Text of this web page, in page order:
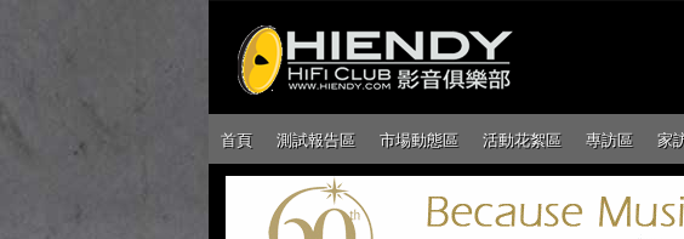
首頁 測試報告區 市場動態區 活動花絮區 專訪區 家